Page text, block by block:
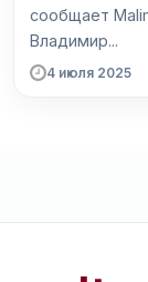
сообщает Malim.kz
Владимир...
4 июля 2025